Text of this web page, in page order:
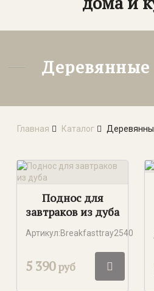
Главная Каталог
Поднос для
завтраков из дуба
Артикул:Breakfasttray2540
5 390руб